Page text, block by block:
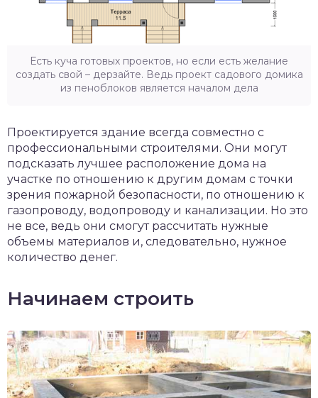
Есть куча готовых проектов, но если есть желание
создать свой – дерзайте. Ведь проект садового домика
из пеноблоков является началом дела
Проектируется здание всегда совместно с
профессиональными строителями. Они могут
подсказать лучшее расположение дома на
участке по отношению к другим домам с точки
зрения пожарной безопасности, по отношению к
газопроводу, водопроводу и канализации. Но это
не все, ведь они смогут рассчитать нужные
объемы материалов и, следовательно, нужное
количество денег.
Начинаем строить